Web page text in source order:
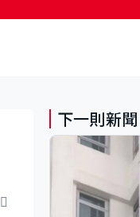
下一則新聞